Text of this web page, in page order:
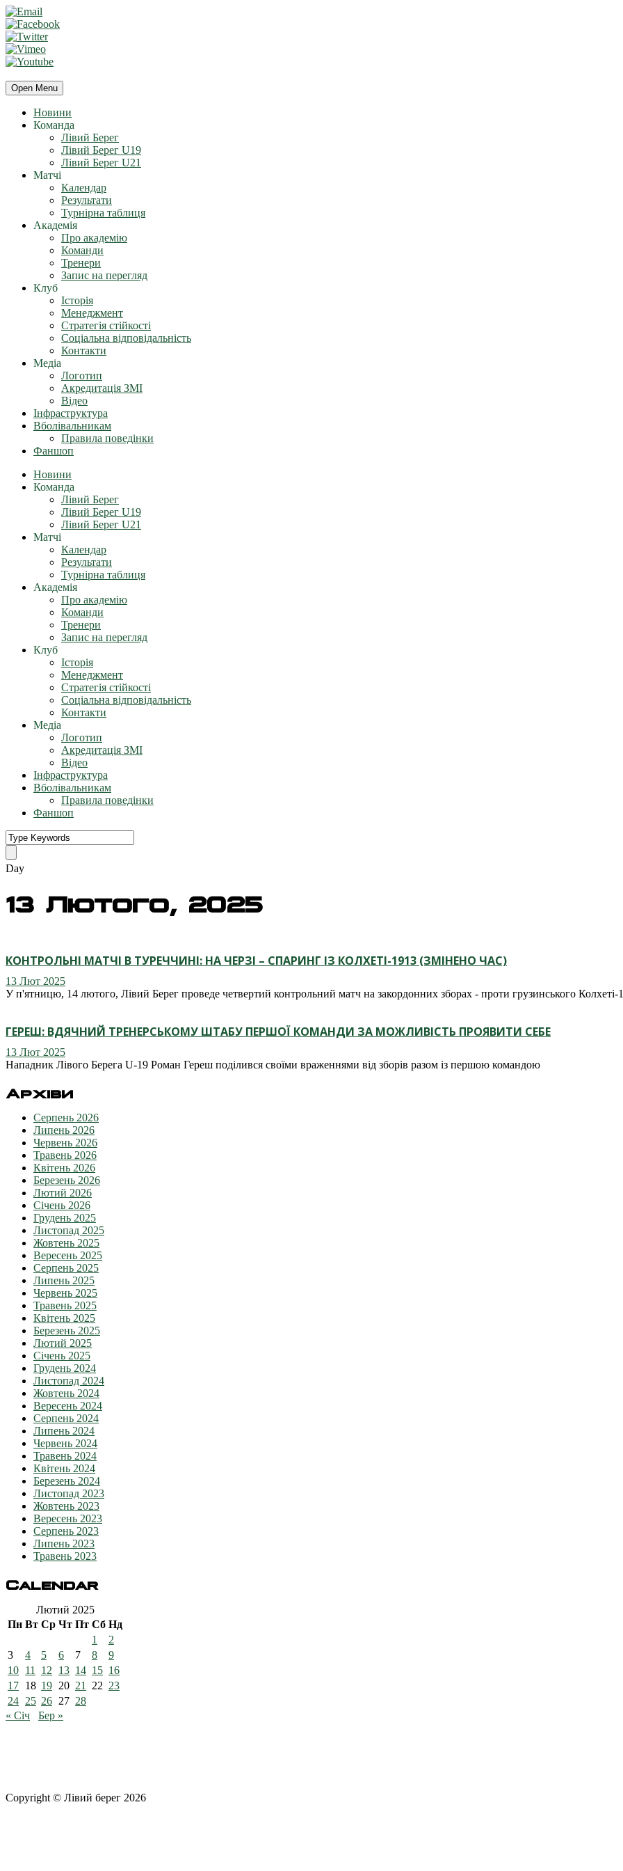
Open Menu
Новини
Команда
Лівий Берег
Лівий Берег U19
Лівий Берег U21
Матчі
Календар
Результати
Турнірна таблиця
Академія
Про академію
Команди
Тренери
Запис на перегляд
Клуб
Історія
Менеджмент
Стратегія стійкості
Соціальна відповідальність
Контакти
Медіа
Логотип
Акредитація ЗМІ
Відео
Інфраструктура
Вболівальникам
Правила поведінки
Фаншоп
Новини
Команда
Лівий Берег
Лівий Берег U19
Лівий Берег U21
Матчі
Календар
Результати
Турнірна таблиця
Академія
Про академію
Команди
Тренери
Запис на перегляд
Клуб
Історія
Менеджмент
Стратегія стійкості
Соціальна відповідальність
Контакти
Медіа
Логотип
Акредитація ЗМІ
Відео
Інфраструктура
Вболівальникам
Правила поведінки
Фаншоп
Day
13 Лютого, 2025
КОНТРОЛЬНІ МАТЧІ В ТУРЕЧЧИНІ: НА ЧЕРЗІ – СПАРИНГ ІЗ КОЛХЕТІ-1913 (ЗМІНЕНО ЧАС)
13 Лют 2025
У п'ятницю, 14 лютого, Лівий Берег проведе четвертий контрольний матч на закордонних зборах - проти грузинського Колхеті-
ГЕРЕШ: ВДЯЧНИЙ ТРЕНЕРСЬКОМУ ШТАБУ ПЕРШОЇ КОМАНДИ ЗА МОЖЛИВІСТЬ ПРОЯВИТИ СЕБЕ
13 Лют 2025
Нападник Лівого Берега U-19 Роман Гереш поділився своїми враженнями від зборів разом із першою командою
Архіви
Серпень 2026
Липень 2026
Червень 2026
Травень 2026
Квітень 2026
Березень 2026
Лютий 2026
Січень 2026
Грудень 2025
Листопад 2025
Жовтень 2025
Вересень 2025
Серпень 2025
Липень 2025
Червень 2025
Травень 2025
Квітень 2025
Березень 2025
Лютий 2025
Січень 2025
Грудень 2024
Листопад 2024
Жовтень 2024
Вересень 2024
Серпень 2024
Липень 2024
Червень 2024
Травень 2024
Квітень 2024
Березень 2024
Листопад 2023
Жовтень 2023
Вересень 2023
Серпень 2023
Липень 2023
Травень 2023
Calendar
Лютий 2025
Пн Вт Ср Чт Пт Сб Нд
1
2
3
4 5 6 7 8
9
10 11 12 13 14 15 16
17 18 19 20 21 22 23
24 25 26 27 28
« Січ
Бер »
Copyright © Лівий берег 2026